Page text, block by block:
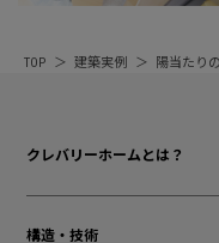
TOP 建築実例 陽当たり
クレバリーホームとは？
構造・技術